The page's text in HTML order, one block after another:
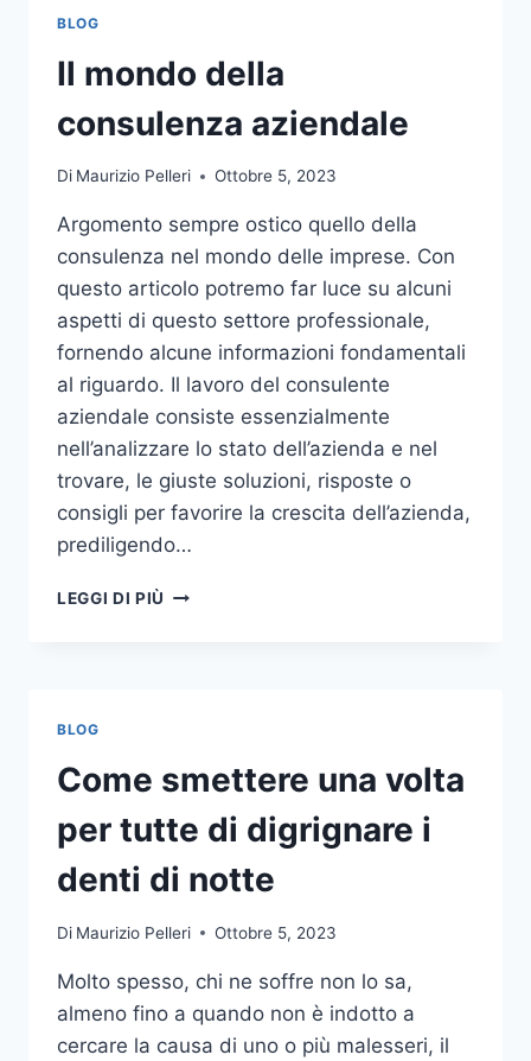
PER
L’ARREDO
GIARDINO
BLOG
Il mondo della
consulenza aziendale
Di Maurizio Pelleri Ottobre 5, 2023
Argomento sempre ostico quello della
consulenza nel mondo delle imprese. Con
questo articolo potremo far luce su alcuni
aspetti di questo settore professionale,
fornendo alcune informazioni fondamentali
al riguardo. Il lavoro del consulente
aziendale consiste essenzialmente
nell’analizzare lo stato dell’azienda e nel
trovare, le giuste soluzioni, risposte o
consigli per favorire la crescita dell’azienda,
prediligendo…
LEGGI DI PIÙ IL
BLOG
Come smettere una volta
per tutte di digrignare i
denti di notte
Di Maurizio Pelleri Ottobre 5, 2023
Molto spesso, chi ne soffre non lo sa,
almeno fino a quando non è indotto a
cercare la causa di uno o più malesseri, il